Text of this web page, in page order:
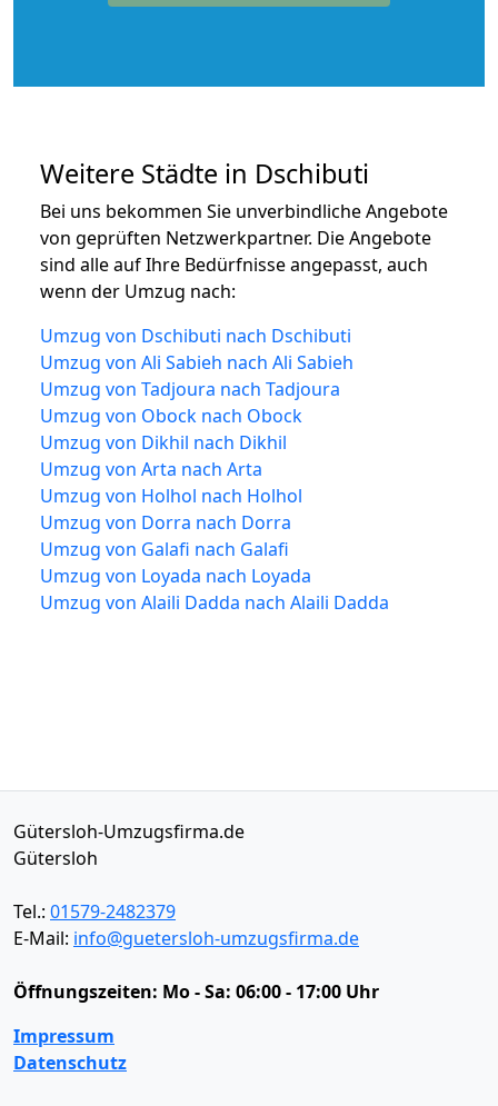
Weitere Städte in Dschibuti
Bei uns bekommen Sie unverbindliche Angebote
von geprüften Netzwerkpartner. Die Angebote
sind alle auf Ihre Bedürfnisse angepasst, auch
wenn der Umzug nach:
Umzug von Dschibuti nach Dschibuti
Umzug von Ali Sabieh nach Ali Sabieh
Umzug von Tadjoura nach Tadjoura
Umzug von Obock nach Obock
Umzug von Dikhil nach Dikhil
Umzug von Arta nach Arta
Umzug von Holhol nach Holhol
Umzug von Dorra nach Dorra
Umzug von Galafi nach Galafi
Umzug von Loyada nach Loyada
Umzug von Alaili Dadda nach Alaili Dadda
Gütersloh-Umzugsfirma.de
Gütersloh
Tel.: 01579-2482379
E-Mail: info@guetersloh-umzugsfirma.de
Öffnungszeiten: Mo - Sa: 06:00 - 17:00 Uhr
Impressum
Datenschutz